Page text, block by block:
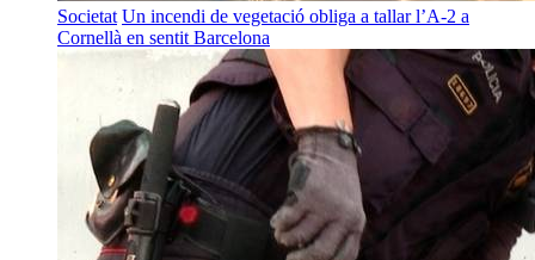
Societat Un incendi de vegetació obliga a tallar l’A-2 a
Cornellà en sentit Barcelona